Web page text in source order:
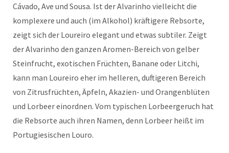
Cávado, Ave und Sousa. Ist der Alvarinho vielleicht die
komplexere und auch (im Alkohol) kräftigere Rebsorte,
zeigt sich der Loureiro elegant und etwas subtiler. Zeigt
der Alvarinho den ganzen Aromen-Bereich von gelber
Steinfrucht, exotischen Früchten, Banane oder Litchi,
kann man Loureiro eher im helleren, duftigeren Bereich
von Zitrusfrüchten, Äpfeln, Akazien- und Orangenblüten
und Lorbeer einordnen. Vom typischen Lorbeergeruch hat
die Rebsorte auch ihren Namen, denn Lorbeer heißt im
Portugiesischen Louro.